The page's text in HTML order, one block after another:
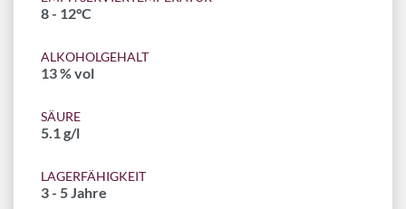
8 - 12°C
ALKOHOLGEHALT
13 % vol
SÄURE
5.1 g/l
LAGERFÄHIGKEIT
3 - 5 Jahre